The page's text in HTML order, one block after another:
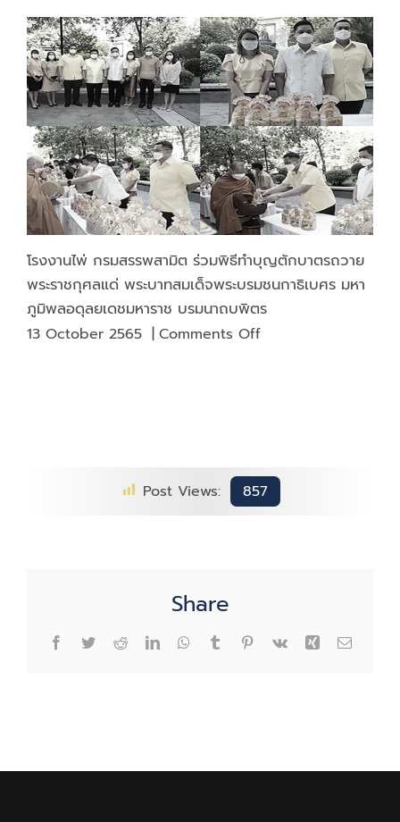
โรงงาน
ไพ่
กรม
สรรพ
สามิต
NPA
SME
D
Bank
ใน
งาน
มหกรรม
ร่วมใจ
แก้
หนี้
“มี
หนี้
ต้อง
แก้ไข
เริ่ม
โรงงานไพ่ กรมสรรพสามิต ร่วมพิธีทำบุญตักบาตรถวาย
พระราชกุศลแด่ พระบาทสมเด็จพระบรมชนกาธิเบศร มหา
ภูมิพลอดุลยเดชมหาราช บรมนาถบพิตร
13 October 2565 | Comments Offon
พิธี
ทำบุญ
พระบาท
Post Views: 857
Share
Facebook
TwitterRedditLinkedInWhatsApp
TumblrPinterest
Vk Xing Email